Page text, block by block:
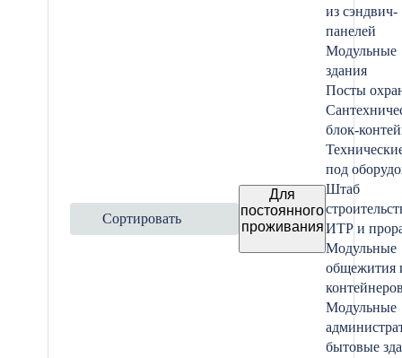
Сортировать
Для
постоянного
проживания
из сэндвич-
панелей
Модульные
здания
Посты
блок-
под
Штаб
ИТР и
Модульные
общежития
Модульные
бытовые